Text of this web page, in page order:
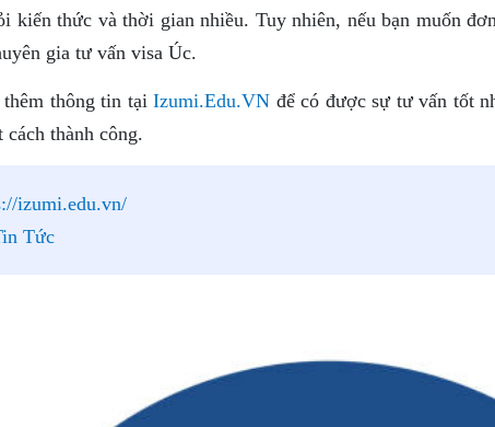
kiến thức và thời gian nhiều. Tuy nhiên, nếu bạn muốn
gia tư vấn visa Úc.
thêm thông tin tạiIzumi.Edu.VN để có được sự tư vấn tốt
thành công.
izumi.edu.vn/
Tức